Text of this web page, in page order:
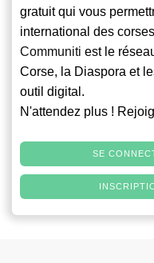
gratuit qui vous
international des
Communiti est le
Corse, la Diaspora et
outil digital.
N'attendez plus !
SE